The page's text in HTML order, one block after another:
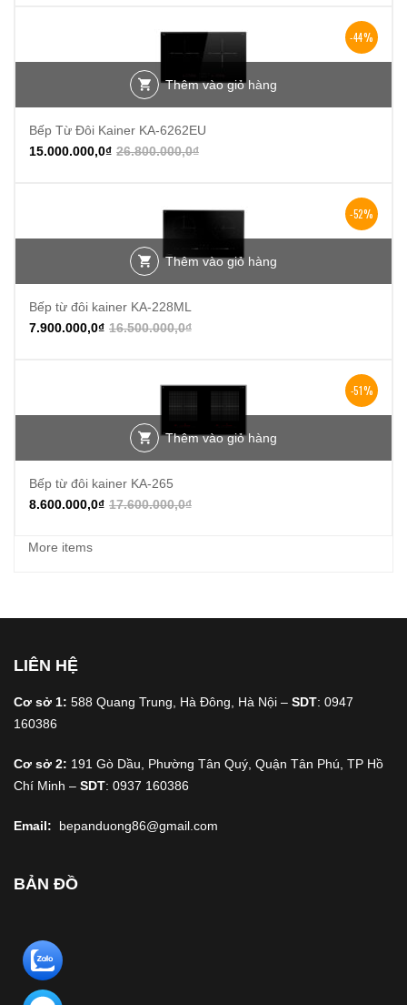
-44%
Thêm vào giỏ hàng
Bếp Từ Đôi Kainer KA-6262EU
26.800.000,0₫
15.000.000,0₫
-52%
Thêm vào giỏ hàng
Bếp từ đôi kainer KA-228ML
16.500.000,0₫
7.900.000,0₫
-51%
Thêm vào giỏ hàng
Bếp từ đôi kainer KA-265
17.600.000,0₫
8.600.000,0₫
More items
LIÊN HỆ
Cơ sở 1: 588 Quang Trung, Hà Đông, Hà Nội – SDT: 0947
160386
Cơ sở 2: 191 Gò Dầu, Phường Tân Quý, Quận Tân Phú, TP Hồ
Chí Minh – SDT: 0937 160386
Email: bepanduong86@gmail.com
BẢN ĐỒ